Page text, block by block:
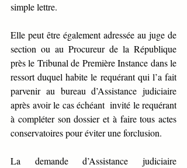
simple lettre.
Elle peut être également adressée au juge de
section ou au Procureur de la République
près le Tribunal de Première Instance dans le
ressort duquel habite le requérant qui l’a fait
parvenir au bureau d’Assistance judiciaire
après avoir le cas échéant  invité le requérant
à compléter son dossier et à faire tous actes
conservatoires pour éviter une forclusion.
La demande d’Assistance judiciaire